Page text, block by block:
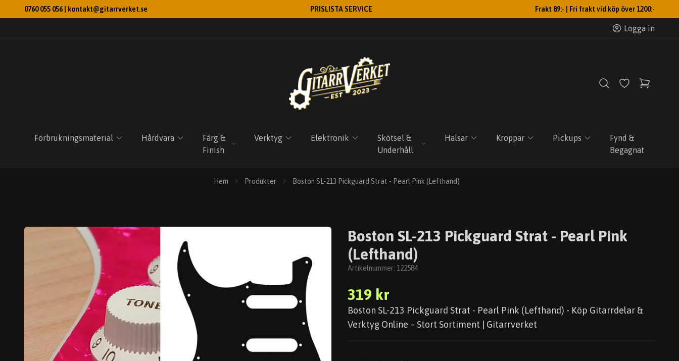
0760 055 056 | kontakt@gitarrverket.se PRISLISTA SERVICE Frakt 89:- | Fri frakt vid köp över 1200:-
Logga in
Förbrukningsmaterial Hårdvara
Färg &
Finish
Verktyg Elektronik
Skötsel &
Underhåll
Halsar Kroppar Pickups
Fynd &
Begagnat
Hem Produkter Boston SL-213 Pickguard Strat - Pearl Pink (Lefthand)
Boston SL-213 Pickguard Strat - Pearl Pink
(Lefthand)
Artikelnummer: 122584
319 kr
Boston SL-213 Pickguard Strat - Pearl Pink (Lefthand) - Köp Gitarrdelar &
Verktyg Online – Stort Sortiment | Gitarrverket